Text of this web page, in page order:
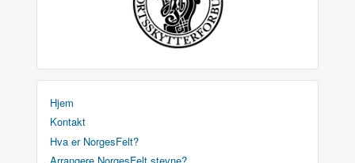
Hjem
Kontakt
Hva er NorgesFelt?